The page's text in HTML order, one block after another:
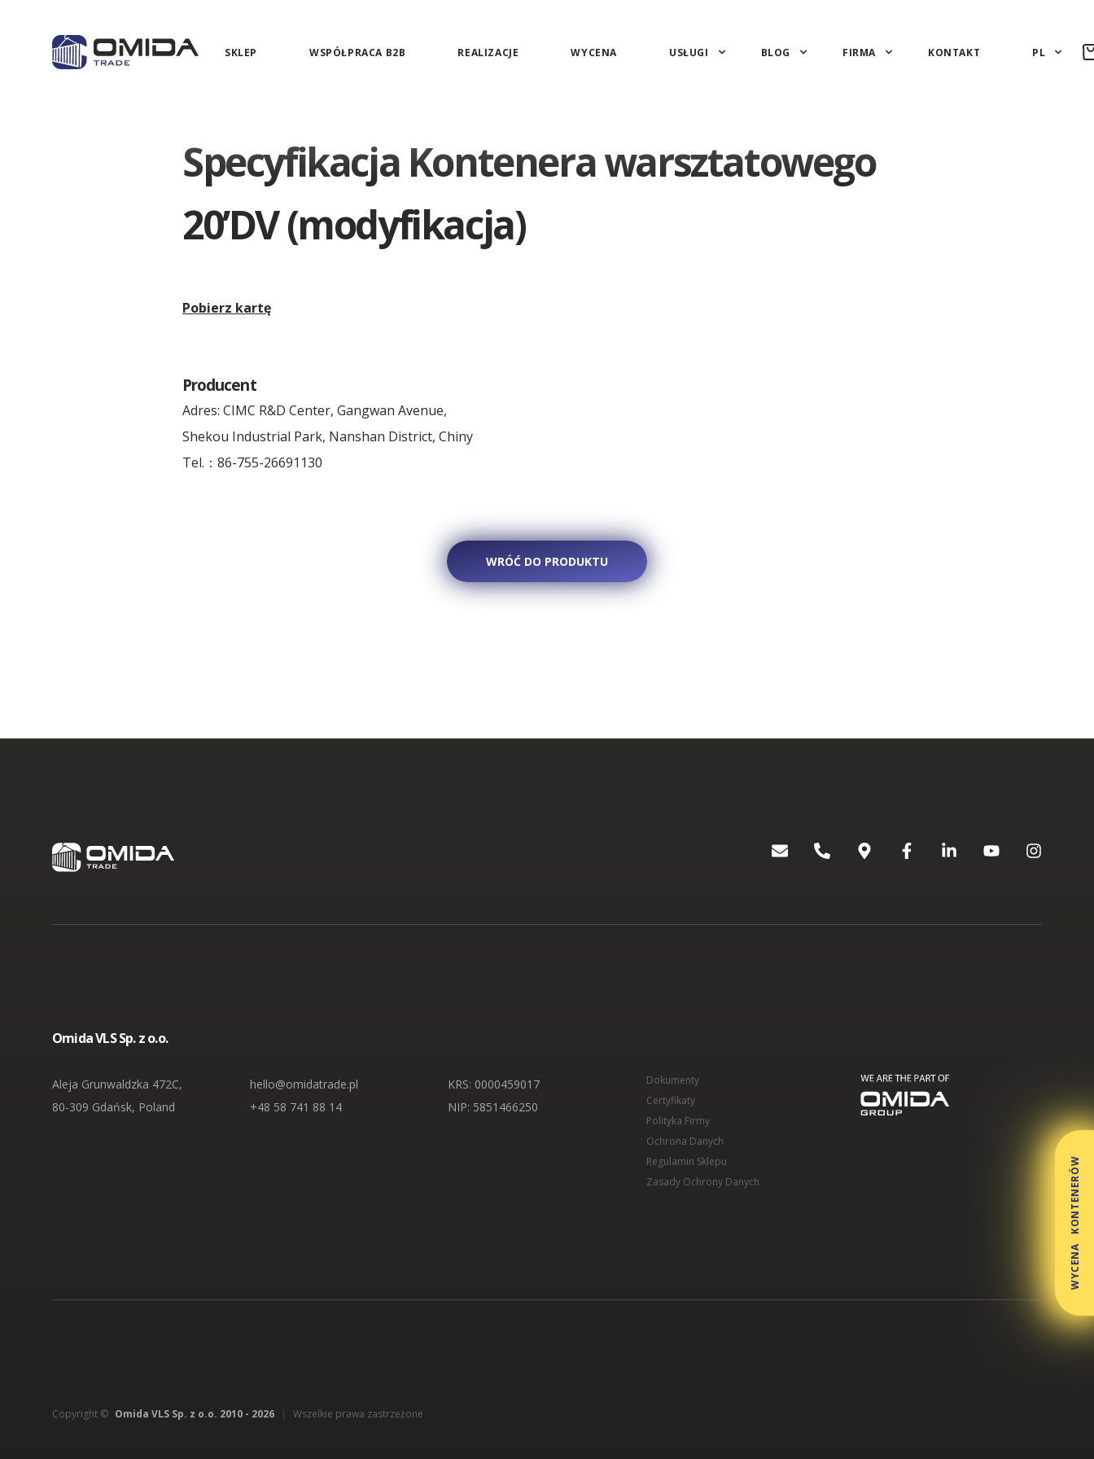
SKLEP WSPÓŁPRACA B2B REALIZACJE WYCENA USŁUGI BLOG FIRMA KONTAKT PL
Specyfikacja Kontenera warsztatowego
20’DV (modyfikacja)
Pobierz kartę
Producent
Adres: CIMC R&D Center, Gangwan Avenue,
Shekou Industrial Park, Nanshan District, Chiny
Tel.：86-755-26691130
WRÓĆ DO PRODUKTU
Omida VLS Sp. z o.o.
Aleja Grunwaldzka 472C,
80-309 Gdańsk, Poland
hello@omidatrade.pl
+48 58 741 88 14
KRS: 0000459017
NIP: 5851466250
Dokumenty
Certyfikaty
Polityka Firmy
Ochrona Danych
Regulamin Sklepu
Zasady Ochrony Danych
Copyright © Omida VLS Sp. z o.o. 2010 - 2026 | Wszelkie prawa zastrzeżone
WYCENA KONTENERÓW